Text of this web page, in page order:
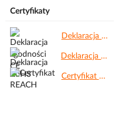
Certyfikaty
Deklaracja zgodności CE.pdf
Deklaracja RoHS.pdf
Certyfikat REACH.pdf